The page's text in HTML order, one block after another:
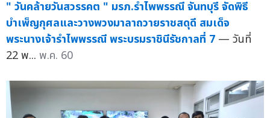
" วันคล้ายวันสวรรคต " มรภ.รำไพพรรณี จันทบุรี จัดพิธี
บำเพ็ญกุศลและวางพวงมาลาถวายราชสดุดี สมเด็จ
พระนางเจ้ารำไพพรรณี พระบรมราชินีรัชกาลที่ 7 — วันที่
22 พ... พ.ค. 60